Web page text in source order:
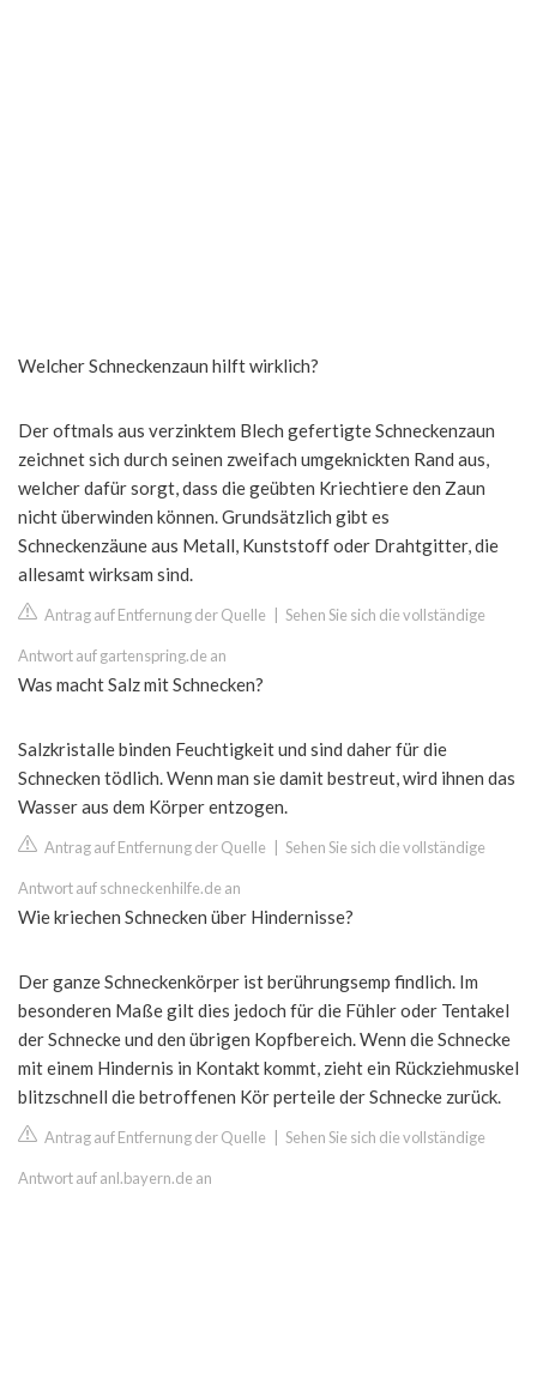
Welcher Schneckenzaun hilft wirklich?
Der oftmals aus verzinktem Blech gefertigte Schneckenzaun
zeichnet sich durch seinen zweifach umgeknickten Rand aus,
welcher dafür sorgt, dass die geübten Kriechtiere den Zaun
nicht überwinden können. Grundsätzlich gibt es
Schneckenzäune aus Metall, Kunststoff oder Drahtgitter, die
allesamt wirksam sind.
Antrag auf Entfernung der Quelle Sehen Sie sich die vollständige
Antwort auf gartenspring.de an
Was macht Salz mit Schnecken?
Salzkristalle binden Feuchtigkeit und sind daher für die
Schnecken tödlich. Wenn man sie damit bestreut, wird ihnen das
Wasser aus dem Körper entzogen.
Antrag auf Entfernung der Quelle Sehen Sie sich die vollständige
Antwort auf schneckenhilfe.de an
Wie kriechen Schnecken über Hindernisse?
Der ganze Schneckenkörper ist berührungsemp findlich. Im
besonderen Maße gilt dies jedoch für die Fühler oder Tentakel
der Schnecke und den übrigen Kopfbereich. Wenn die Schnecke
mit einem Hindernis in Kontakt kommt, zieht ein Rückziehmuskel
blitzschnell die betroffenen Kör perteile der Schnecke zurück.
Antrag auf Entfernung der Quelle Sehen Sie sich die vollständige
Antwort auf anl.bayern.de an